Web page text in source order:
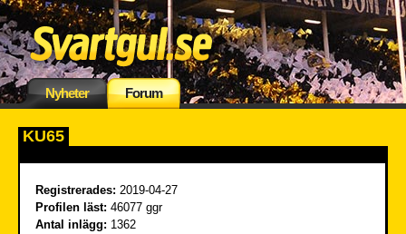
Nyheter Forum
KU65
Registrerades: 2019-04-27
Profilen läst: 46077 ggr
Antal inlägg: 1362